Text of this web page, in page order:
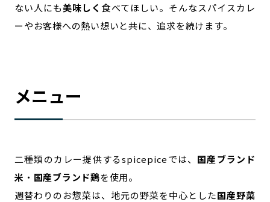
ない人にも美味しく 食べてほしい。そんなスパイスカレ
ーやお客様への熱い想いと共に、追求を続けます。
メニュー
二種類のカレー提供するspicepiceでは、 国産ブランド
米 ・ 国産ブランド鶏を使用。
週替わりのお惣菜は、地元の野菜を中心とした国産野菜